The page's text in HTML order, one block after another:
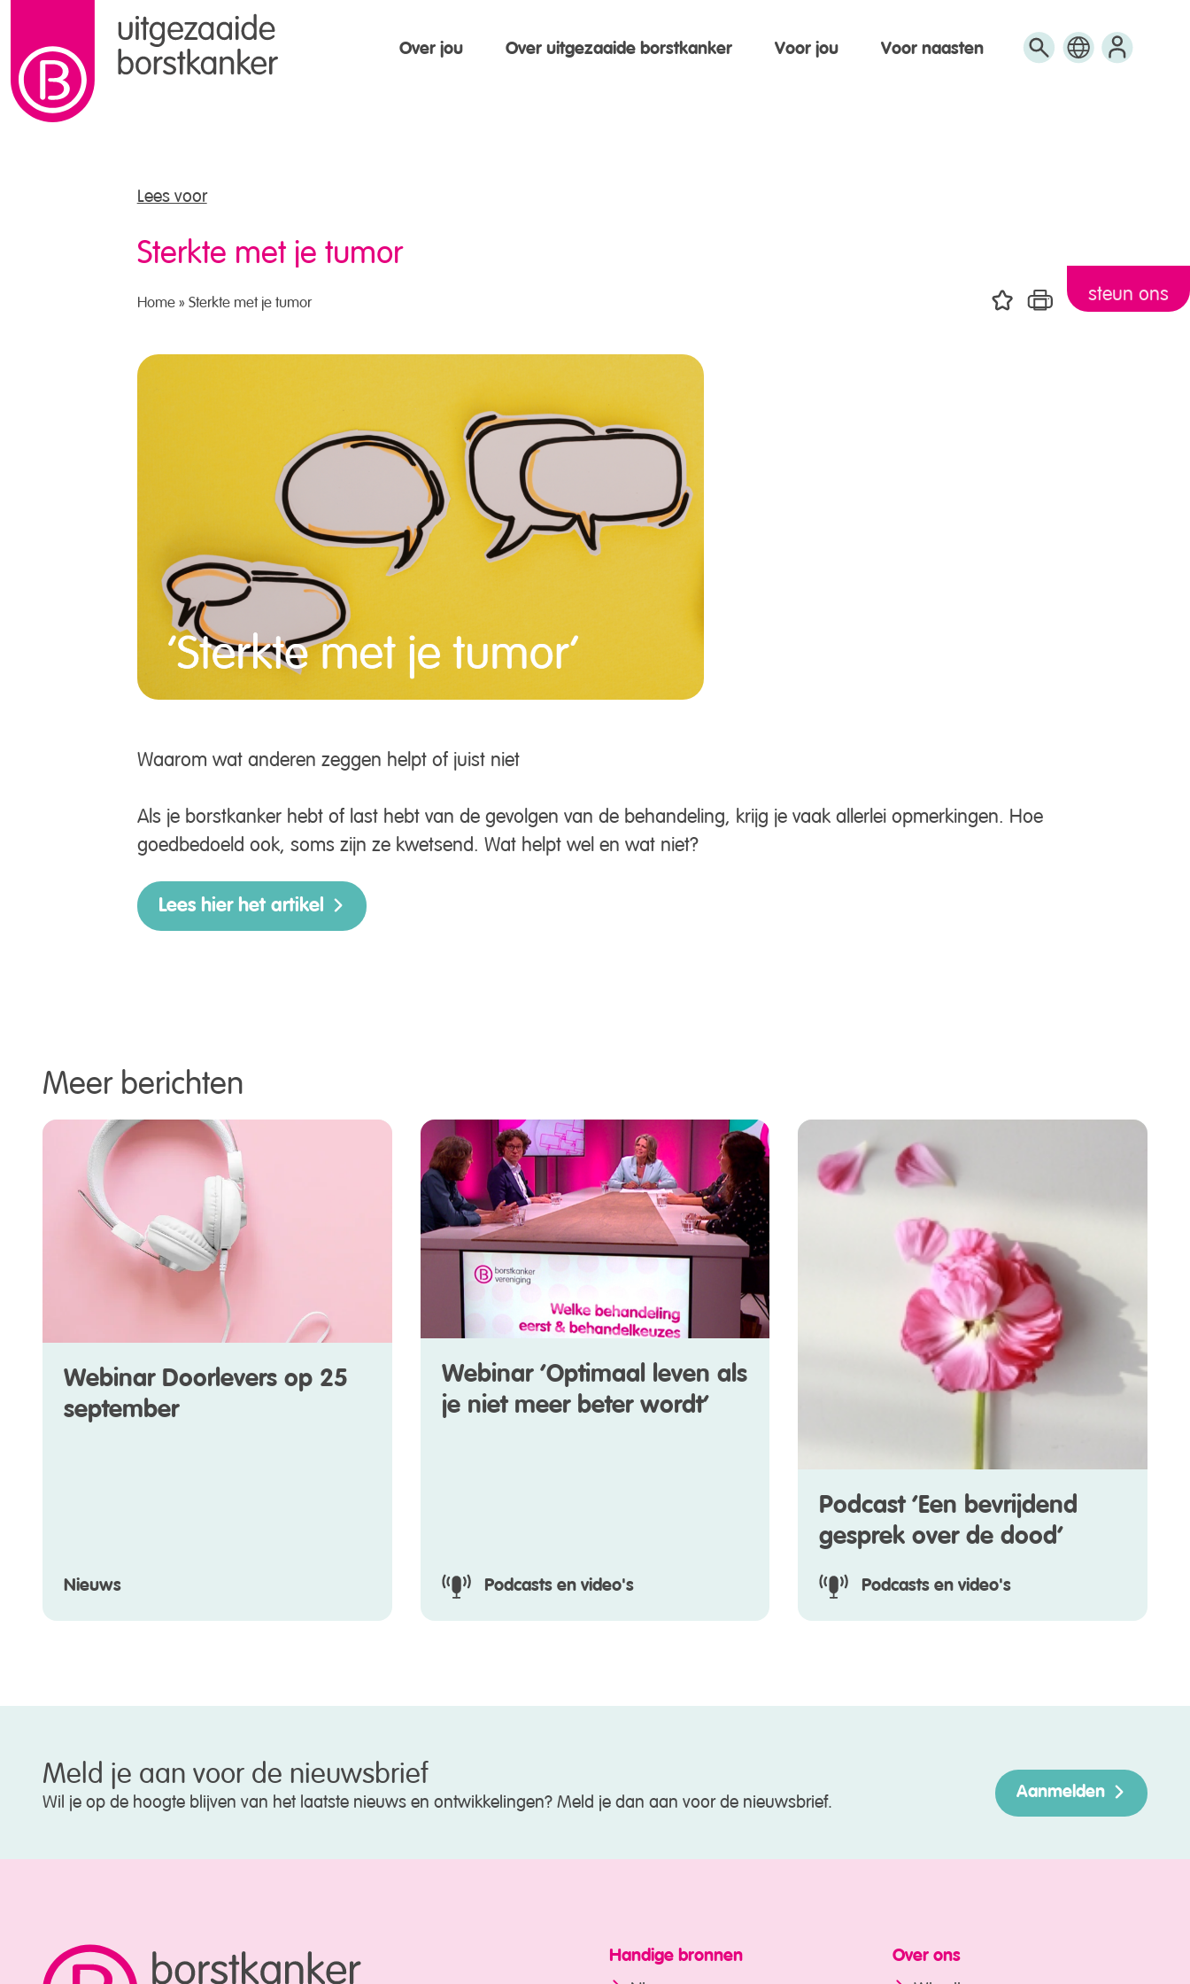
naar de inhoud
Over jou
Over uitgezaaide borstkanker Voor jou Voor naasten
steun ons
Lees voor
Sterkte met je tumor
Home » Sterkte met je tumor
Waarom wat anderen zeggen helpt of juist niet
Als je borstkanker hebt of last hebt van de gevolgen van de behandeling, krijg je vaak allerlei opmerkingen. Hoe
goedbedoeld ook, soms zijn ze kwetsend. Wat helpt wel en wat niet?
Lees hier het artikel
Meer berichten
Webinar Doorlevers op 25
september
Nieuws
Webinar ‘Optimaal leven als
je niet meer beter wordt’
Podcasts en video's
Podcast ‘Een bevrijdend
gesprek over de dood’
Podcasts en video's
Meld je aan voor de nieuwsbrief
Wil je op de hoogte blijven van het laatste nieuws en ontwikkelingen? Meld je dan aan voor de nieuwsbrief. Aanmelden
Handige bronnen Over ons